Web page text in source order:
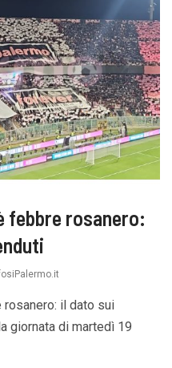
febbre rosanero:
rosanero: il dato sui
giornata di martedì 19